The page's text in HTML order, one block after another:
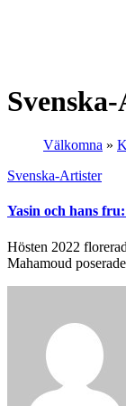
Välkomna »
Svenska-Artister
Yasin och hans
Hösten 2022 florerade bilder där rapparen Yasin Abdullahi
Mahamoud